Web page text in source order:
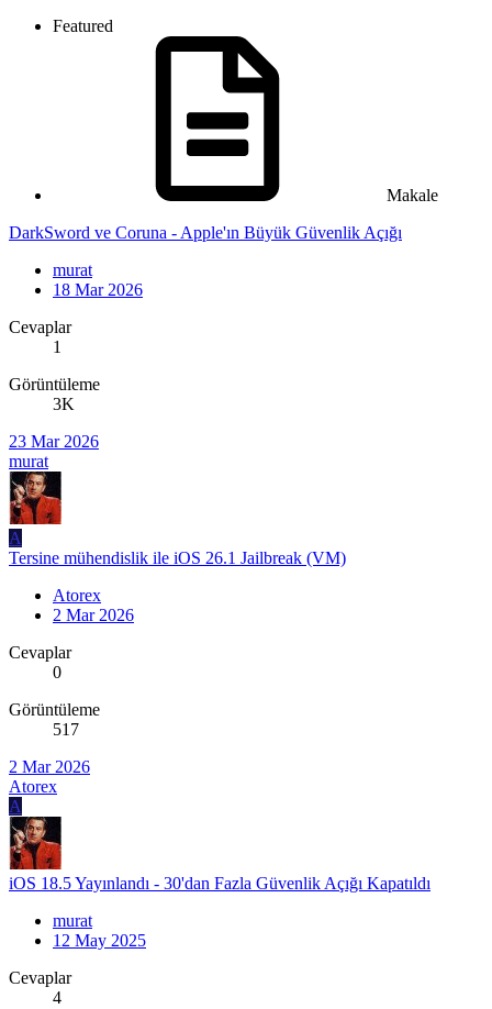
Featured
Makale
DarkSword ve Coruna - Apple'ın Büyük Güvenlik Açığı
murat
18 Mar 2026
Cevaplar
1
Görüntüleme
3K
23 Mar 2026
murat
A
Tersine mühendislik ile iOS 26.1 Jailbreak (VM)
Atorex
2 Mar 2026
Cevaplar
0
Görüntüleme
517
2 Mar 2026
Atorex
A
iOS 18.5 Yayınlandı - 30'dan Fazla Güvenlik Açığı Kapatıldı
murat
12 May 2025
Cevaplar
4